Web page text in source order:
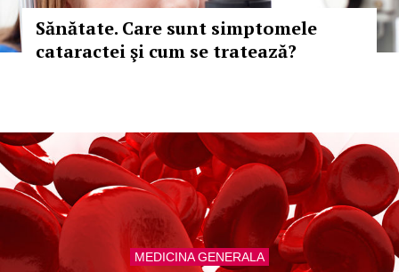
Sănătate. Care sunt simptomele
cataractei şi cum se tratează?
MEDICINA GENERALA